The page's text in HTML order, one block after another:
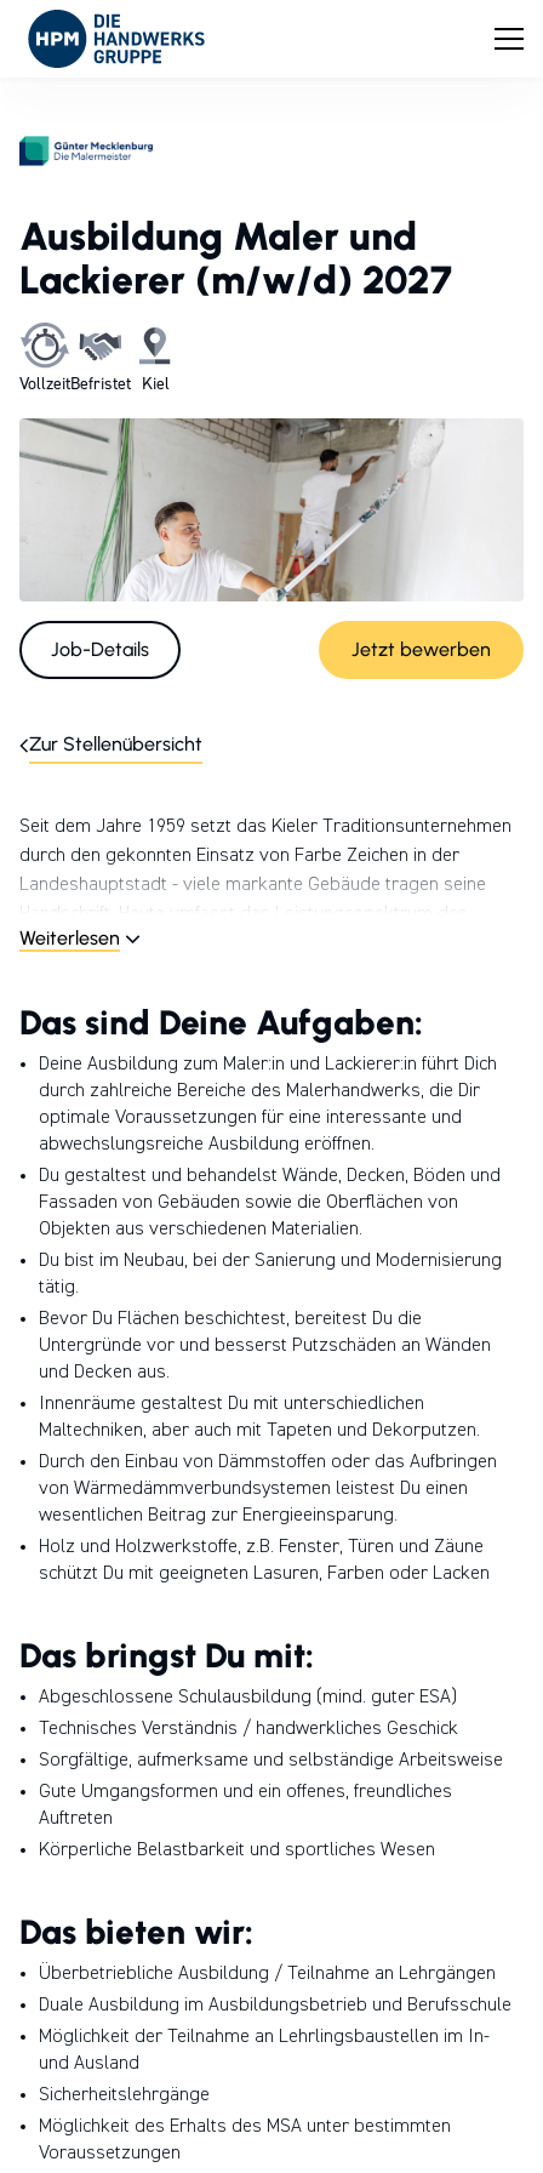
Ausbildung Maler und
Lackierer (m/w/d) 2027
VollzeitBefristet Kiel
Job-Details Jetzt bewerben
Zur Stellenübersicht
Seit dem Jahre 1959 setzt das Kieler Traditionsunternehmen
durch den gekonnten Einsatz von Farbe Zeichen in der
Landeshauptstadt - viele markante Gebäude tragen seine
Handschrift. Heute umfasst das Leistungsspektrum des
Malereibetriebes alle Bereiche, die für die Neugestaltung und
gegründeten familiengeführten Unternehmensgruppe, mit
über 160 erstklassigen und lokal verankerten
Handwerksbetrieben in Deutschland und Österreich.
Weiterlesen
Das sind Deine Aufgaben:
Deine Ausbildung zum Maler:in und Lackierer:in führt Dich
durch zahlreiche Bereiche des Malerhandwerks, die Dir
optimale Voraussetzungen für eine interessante und
abwechslungsreiche Ausbildung eröffnen.
Du gestaltest und behandelst Wände, Decken, Böden und
Fassaden von Gebäuden sowie die Oberflächen von
Objekten aus verschiedenen Materialien.
Du bist im Neubau, bei der Sanierung und Modernisierung
tätig.
Bevor Du Flächen beschichtest, bereitest Du die
Untergründe vor und besserst Putzschäden an Wänden
und Decken aus.
Innenräume gestaltest Du mit unterschiedlichen
Maltechniken, aber auch mit Tapeten und Dekorputzen.
Durch den Einbau von Dämmstoffen oder das Aufbringen
von Wärmedämmverbundsystemen leistest Du einen
wesentlichen Beitrag zur Energieeinsparung.
Holz und Holzwerkstoffe, z.B. Fenster, Türen und Zäune
schützt Du mit geeigneten Lasuren, Farben oder Lacken
Das bringst Du mit:
Abgeschlossene Schulausbildung (mind. guter ESA)
Technisches Verständnis / handwerkliches Geschick
Sorgfältige, aufmerksame und selbständige Arbeitsweise
Gute Umgangsformen und ein offenes, freundliches
Auftreten
Körperliche Belastbarkeit und sportliches Wesen
Das bieten wir:
Überbetriebliche Ausbildung / Teilnahme an Lehrgängen
Duale Ausbildung im Ausbildungsbetrieb und Berufsschule
Möglichkeit der Teilnahme an Lehrlingsbaustellen im In-
und Ausland
Sicherheitslehrgänge
Möglichkeit des Erhalts des MSA unter bestimmten
Voraussetzungen